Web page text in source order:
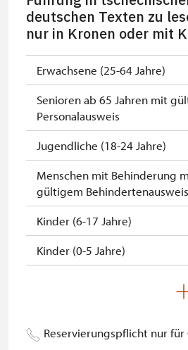
deutschen Texten zu
nur in Kronen oder mit
Erwachsene (25-64 Jahre)
Senioren ab 65 Jahren mit
Personalausweis
Jugendliche (18-24 Jahre)
Menschen mit Behinderung
gültigem Behindertenausweis
Kinder (6-17 Jahre)
Kinder (0-5 Jahre)
Begleitperson von
pro 10 Schülern
Reservierungspflicht nur